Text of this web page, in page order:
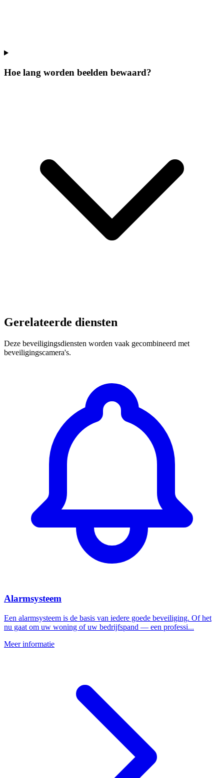
Hoe lang worden beelden bewaard?
Gerelateerde diensten
Deze beveiligingsdiensten worden vaak gecombineerd met
beveiligingscamera's.
Alarmsysteem
Een alarmsysteem is de basis van iedere goede beveiliging. Of het
nu gaat om uw woning of uw bedrijfspand — een professi...
Meer informatie